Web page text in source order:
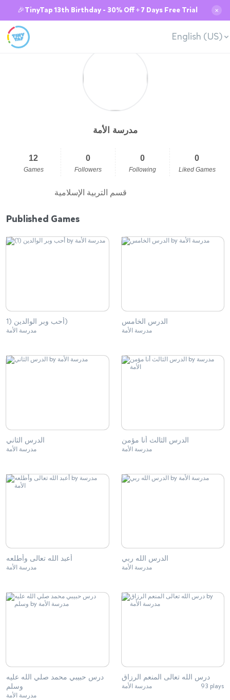
🎉TinyTap 13th Birthday - 30% Off + 7 Days Free Trial ✕
English (US)
مدرسة الأمة
12
Games
0
Followers
0
Following
0
Liked Games
قسم التربية الإسلامية
Published Games
أحب وبر الوالدين (1)
مدرسة الأمة
الدرس الخامس
مدرسة الأمة
الدرس الثاني
مدرسة الأمة
الدرس الثالث أنا مؤمن
مدرسة الأمة
أعبد الله تعالى وأطلعه
مدرسة الأمة
الدرس الله ربي
مدرسة الأمة
درس حبيبي محمد صلي الله عليه
وسلم
مدرسة الأمة
درس الله تعالى المنعم الرزاق
مدرسة الأمة 93 plays